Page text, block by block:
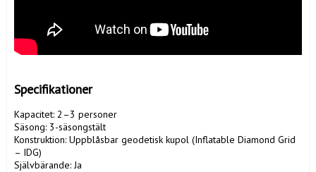
Specifikationer
Kapacitet: 2–3 personer
Säsong: 3-säsongstält
Konstruktion: Uppblåsbar geodetisk kupol (Inflatable Diamond Grid
– IDG)
Självbärande: Ja